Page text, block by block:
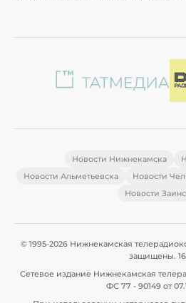
Новости Нижнекамска
Новости Альметьевска
Новости
Новости
© 1995-2026 Нижнекамская
защищены.
Сетевое издание Нижнекамская
ФС 77 - 90149 от